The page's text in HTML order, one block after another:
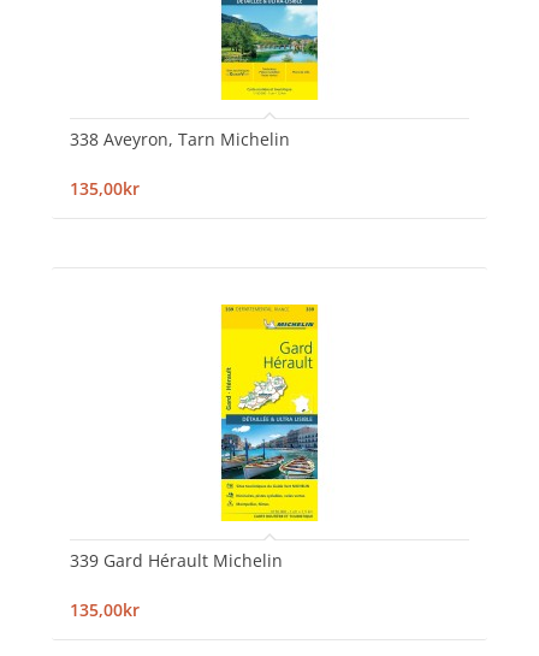
338 Aveyron, Tarn Michelin
135,00kr
339 Gard Hérault Michelin
135,00kr